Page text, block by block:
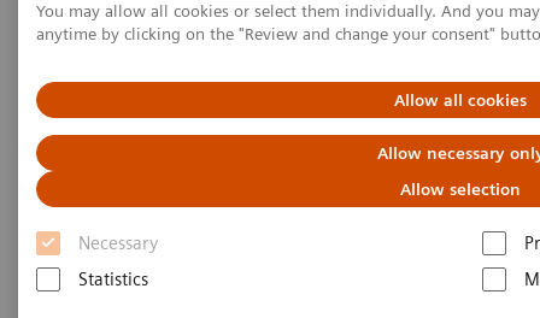
You may allow all cookies or select them individually. And you
anytime by clicking on the "Review and change your consent"
Allow all cookies
Allow necessary
Allow selection
Necessary
Statistics
Home
Actualités
Meilleur positionnement du patient grâce à l’IA
La recherche1montre l'impact
positif de la caméra 3D lors des
scans CT
La solution automatisée d'IA assure un
meilleur positionnement du patient